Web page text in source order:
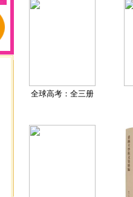
全球高考：全三册